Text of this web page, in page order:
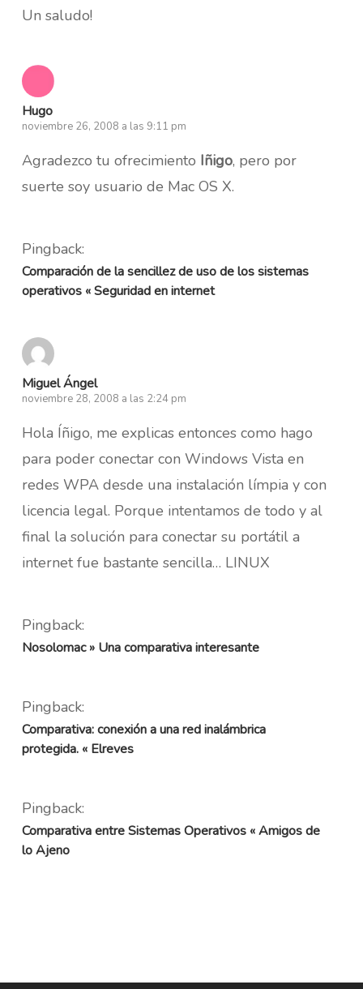
Un saludo!
Hugo
noviembre 26, 2008 a las 9:11 pm
Agradezco tu ofrecimiento Iñigo, pero por
suerte soy usuario de Mac OS X.
Pingback:
Comparación de la sencillez de uso de los sistemas
operativos « Seguridad en internet
Miguel Ángel
noviembre 28, 2008 a las 2:24 pm
Hola Íñigo, me explicas entonces como hago
para poder conectar con Windows Vista en
redes WPA desde una instalación límpia y con
licencia legal. Porque intentamos de todo y al
final la solución para conectar su portátil a
internet fue bastante sencilla… LINUX
Pingback:
Nosolomac » Una comparativa interesante
Pingback:
Comparativa: conexión a una red inalámbrica
protegida. « Elreves
Pingback:
Comparativa entre Sistemas Operativos « Amigos de
lo Ajeno